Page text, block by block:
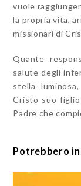
vuole
la propria vita,
missionari di
Quante
salute degli
stella
Cristo suo
Padre che
Potrebbero